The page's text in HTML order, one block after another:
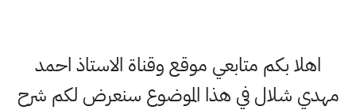
اهلا بكم متابعي موقع وقناة الاستاذ احمد
مهدي شلال في هذا الموضوع سنعرض لكم شرح